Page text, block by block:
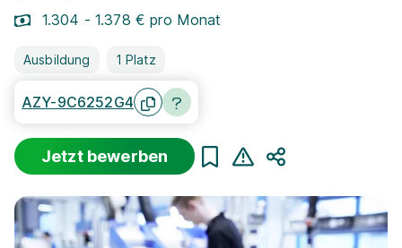
1.304 - 1.378 € pro Monat
Ausbildung 1 Platz
AZY-9C6252G4
Jetzt bewerben